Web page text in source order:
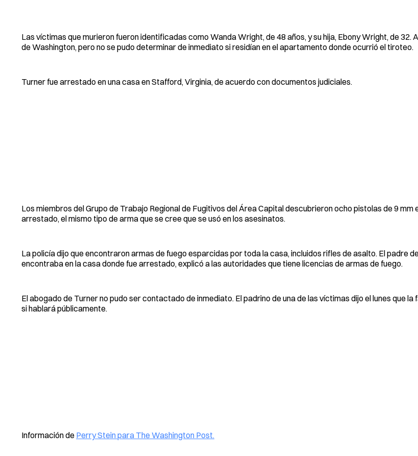
Las víctimas que murieron fueron identificadas como Wanda Wright, de 48 años, y su hija, Ebony Wright, de 32.
de Washington, pero no se pudo determinar de inmediato si residían en el apartamento donde ocurrió el tiroteo.
Turner fue arrestado en una casa en Stafford, Virginia, de acuerdo con documentos judiciales.
Los miembros del Grupo de Trabajo Regional de Fugitivos del Área Capital descubrieron ocho pistolas de 9 mm
arrestado, el mismo tipo de arma que se cree que se usó en los asesinatos.
La policía dijo que encontraron armas de fuego esparcidas por toda la casa, incluidos rifles de asalto. El padre
encontraba en la casa donde fue arrestado, explicó a las autoridades que tiene licencias de armas de fuego.
El abogado de Turner no pudo ser contactado de inmediato. El padrino de una de las víctimas dijo el lunes que la
si hablará públicamente.
Información de Perry Stein para The Washington Post.